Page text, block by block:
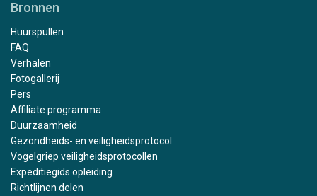
Bronnen
Huurspullen
FAQ
Verhalen
Fotogallerij
Pers
Affiliate programma
Duurzaamheid
Gezondheids- en veiligheidsprotocol
Vogelgriep veiligheidsprotocollen
Expeditiegids opleiding
Richtlijnen delen